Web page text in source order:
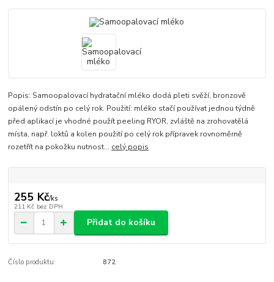
Popis: Samoopalovací hydratační mléko dodá pleti svěží, bronzově
opálený odstín po celý rok. Použití: mléko stačí používat jednou týdně
před aplikací je vhodné použít peeling RYOR, zvláště na zrohovatělá
místa, např. loktů a kolen použití po celý rok přípravek rovnoměrně
rozetřít na pokožku nutnost... celý popis
255 Kč/ks
211 Kč bez DPH
Přidat do košíku
Číslo produktu: 872